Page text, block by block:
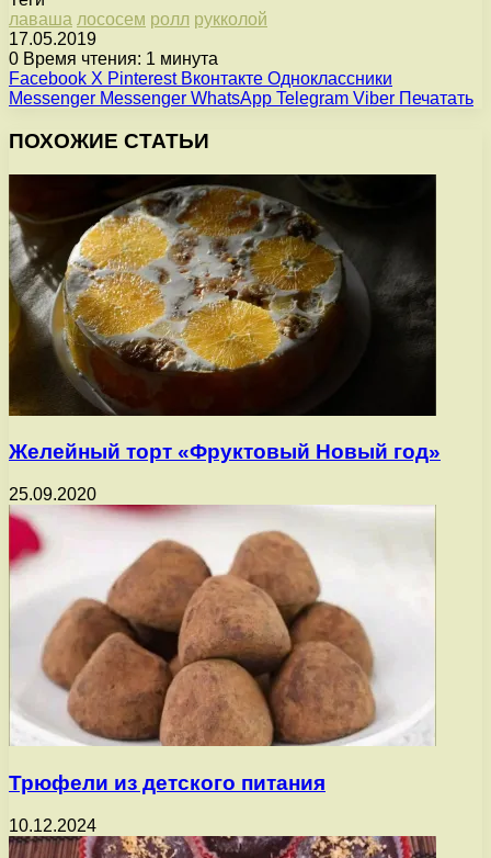
лаваша лососем ролл рукколой
17.05.2019
0 Время чтения: 1 минута
Facebook X Pinterest Вконтакте Одноклассники
Messenger Messenger WhatsApp Telegram Viber Печатать
ПОХОЖИЕ СТАТЬИ
Желейный торт «Фруктовый Новый год»
25.09.2020
Трюфели из детского питания
10.12.2024